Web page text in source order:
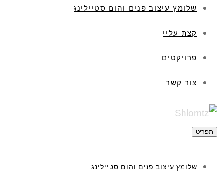
שלומץ עיצוב פנים והום סטיילינג
קצת עליי
פרויקטים
צור קשר
תפריט
שלומץ עיצוב פנים והום סטיילינג